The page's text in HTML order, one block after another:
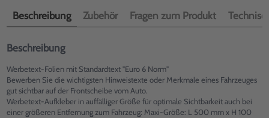
Beschreibung Zubehör Fragen zum Produkt
Beschreibung
Werbetext-Folien mit Standardtext "Euro 6 Norm"
Bewerben Sie die wichtigsten Hinweistexte oder Merkmale eines Fahrzeuges
gut sichtbar auf der Frontscheibe vom Auto.
Werbetext-Aufkleber in auffälliger Größe für optimale Sichtbarkeit auch bei
einer größeren Entfernung zum Fahrzeug: Maxi-Größe: L 500 mm x H 100